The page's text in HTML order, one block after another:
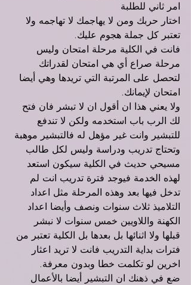
امر ثاني للطلبة
اختار حربك ومن لا يهاجمك لا تهاجمه ولا
تعتبر كل جملة هجوم عليك.
فانت في الكلية مرحلة امتحان وليس
مرحلة صراع أي هي امتحان لقدراتك
لتحصل على المرتبة التي تريدها وهي أيضا
امتحان لإيمانك.
ولا يعني هذا ان أقول ان لا تبشر فان فتح
لك الرب باب استخدمه ولكن لا تندفع
للتبشير وانت غير مؤهل له فالتبشير موهبة
وتحتاج تدريب ودراسة وليس لكل طالب
مسيحي حديث في الكلية سيكون استعد
لهذه الخدمة فيوجد فترة تدريب انت لم
تدخل فيها بعد وهذه المرحلة مثل اعداد
التلاميذ ثلاث سنوات ونصف وأيضا اعداد
الكهنة واللاويين خمس سنوات لا نبشر
قبلها ولا اثنائها بل بعدها بل الكلية تعتبر من
فترات بداية التدريب فانت لا تريد اعثار
اخرين لو تكلمت خطا وبدون معرفة.
ضع في ذهنك ان التبشير أيضا بالأعمال